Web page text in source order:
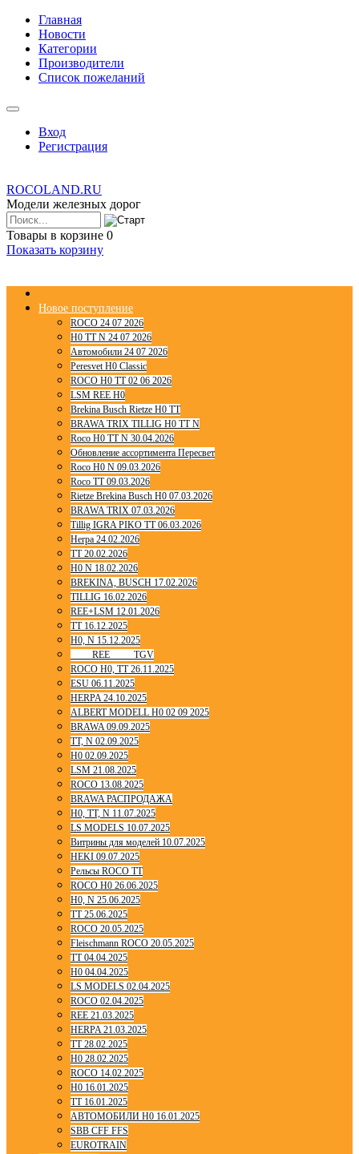
Главная
Новости
Категории
Производители
Список пожеланий
Вход
Регистрация
ROCOLAND.RU
Модели железных дорог
Товары в корзине 0
Показать корзину
Новое поступление
ROCO 24 07 2026
H0 TT N 24 07 2026
Автомобили 24 07 2026
Peresvet H0 Classic
ROCO H0 TT 02 06 2026
LSM REE H0
Brekina Busch Rietze H0 TT
BRAWA TRIX TILLIG H0 TT N
Roco H0 TT N 30.04.2026
Обновление ассортимента Пересвет
Roco H0 N 09.03.2026
Roco TT 09.03.2026
Rietze Brekina Busch H0 07.03.2026
BRAWA TRIX 07.03.2026
Tillig IGRA PIKO TT 06.03.2026
Herpa 24.02.2026
TT 20.02.2026
H0 N 18.02.2026
BREKINA, BUSCH 17.02.2026
TILLIG 16.02.2026
REE+LSM 12.01.2026
TT 16.12.2025
H0, N 15.12.2025
____ REE ____ TGV
ROCO H0, TT 26.11.2025
ESU 06.11.2025
HERPA 24.10.2025
ALBERT MODELL H0 02 09 2025
BRAWA 09.09.2025
TT, N 02.09.2025
H0 02.09.2025
LSM 21.08.2025
ROCO 13.08.2025
BRAWA РАСПРОДАЖА
H0, TT, N 11.07.2025
LS MODELS 10.07.2025
Витрины для моделей 10.07.2025
HEKI 09.07.2025
Рельсы ROCO TT
ROCO H0 26.06.2025
H0, N 25.06.2025
TT 25.06.2025
ROCO 20.05.2025
Fleischmann ROCO 20.05.2025
TT 04.04.2025
H0 04.04.2025
LS MODELS 02.04.2025
ROCO 02.04.2025
REE 21.03.2025
HERPA 21.03.2025
TT 28.02.2025
H0 28.02.2025
ROCO 14.02.2025
H0 16.01.2025
TT 16.01.2025
АВТОМОБИЛИ H0 16.01.2025
SBB CFF FFS
EUROTRAIN